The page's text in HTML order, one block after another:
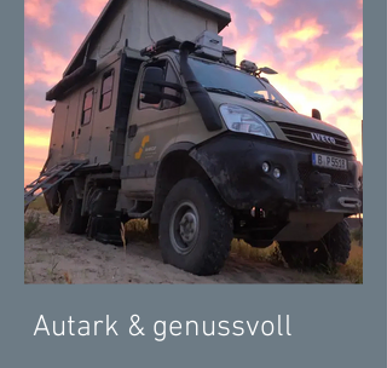
Autark & genussvoll